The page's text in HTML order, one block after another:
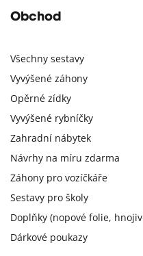
Obchod
Všechny sestavy
Vyvýšené záhony
Opěrné zídky
Vyvýšené rybníčky
Zahradní nábytek
Návrhy na míru zdarma
Záhony pro vozíčkáře
Sestavy pro školy
Doplňky (nopové folie,
Dárkové poukazy